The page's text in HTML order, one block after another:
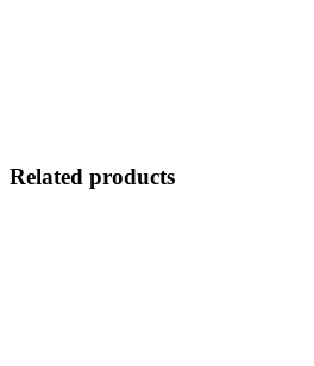
Related products